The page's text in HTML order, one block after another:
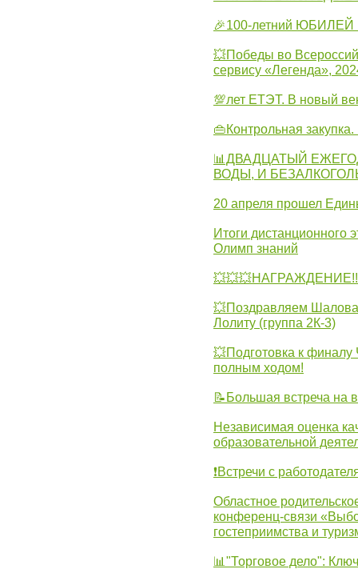
🎉100-летний ЮБИЛЕЙ
💥Победы во
сервису «Легенда»,
💯лет ЕТЭТ. В новый
👜Контрольная
📊ДВАДЦАТЫЙ
ВОДЫ, И
20 апреля прошел
Итоги дистанционного
Олимп знаний
💥Поздравляем
Лолиту (группа 2К-3)
💥Подготовка к
полным ходом!
📝Большая встреча на
Независимая оценка
образовательной
❗Встречи с
Областное
конференц-связи
гостеприимства и
📊"Торговое дело":